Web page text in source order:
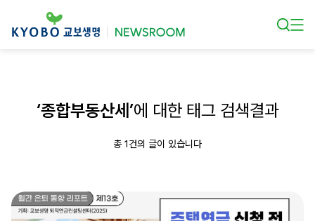
‘종합부동산세’에 대한 태그 검색결과
총 1건의 글이 있습니다